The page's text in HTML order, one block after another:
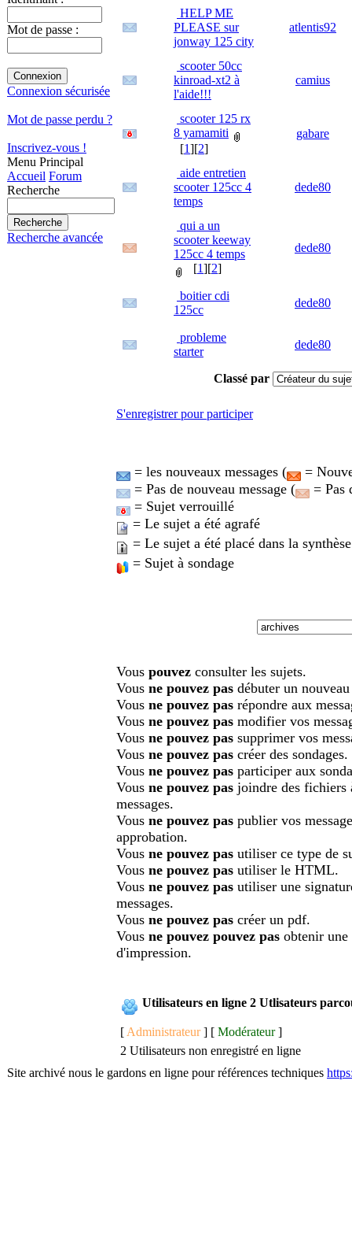
Mot de passe :
Connexion sécurisée
Mot de passe perdu ?
Inscrivez-vous !
Menu Principal
Accueil Forum
Recherche
Recherche avancée
HELP ME
PLEASE sur
jonway 125 city
atlentis92
scooter 50cc
kinroad-xt2 à
l'aide!!!
camius
scooter 125 rx
8 yamamiti
[1][2]
gabare
aide entretien
scooter 125cc 4
temps
dede80
qui a un
scooter keeway
125cc 4 temps
[1][2]
dede80
boitier cdi
125cc
dede80
probleme
starter
dede80
Classé par
S'enregistrer pour participer
= les nouveaux messages (
=
= Pas de nouveau message (
= Pas
= Sujet verrouillé
= Le sujet a été agrafé
= Le sujet a été placé dans la
= Sujet à sondage
Vous pouvez consulter les sujets.
Vous ne pouvez pas débuter un
Vous ne pouvez pas répondre aux
Vous ne pouvez pas modifier vos
Vous ne pouvez pas supprimer vos
Vous ne pouvez pas créer des sondages.
Vous ne pouvez pas participer aux
Vous ne pouvez pas joindre des fichiers
messages.
Vous ne pouvez pas publier vos
approbation.
Vous ne pouvez pas utiliser ce type de
Vous ne pouvez pas utiliser le HTML.
Vous ne pouvez pas utiliser une
messages.
Vous ne pouvez pas créer un pdf.
Vous ne pouvez pouvez pas obtenir une
d'impression.
Utilisateurs en ligne 2 Utlisateurs
[ Administrateur] [ Modérateur]
2 Utilisateurs non enregistré en ligne
Site archivé nous le gardons en ligne pour références techniques